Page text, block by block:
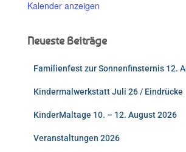
Kalender anzeigen
Neueste Beiträge
Familienfest zur Sonnenfinsternis 12.
Kindermalwerkstatt Juli 26 / Eindrücke
KinderMaltage 10. – 12. August 2026
Veranstaltungen 2026